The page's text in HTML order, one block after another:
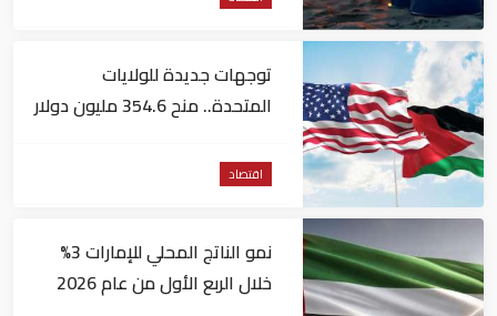
توجهات جديدة للولايات
المتحدة.. منح 354.6 مليون دولار
اقتصاد
نمو الناتج المحلي للإمارات 3%
خلال الربع الأول من عام 2026